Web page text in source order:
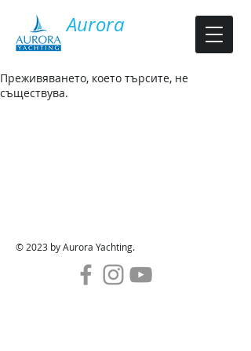
​Aurora
Преживяването, което търсите, не
съществува.
© 2023 by Aurora Yachting.